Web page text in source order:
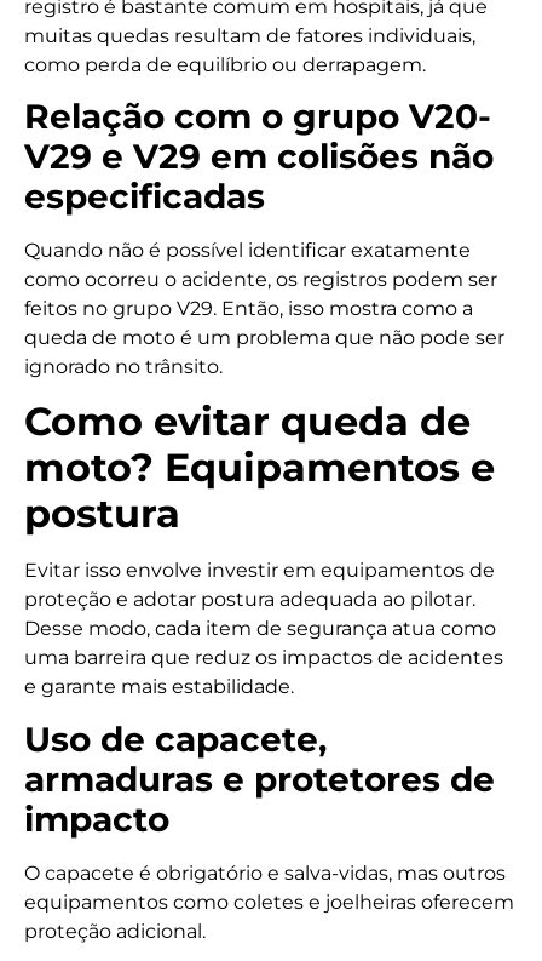
registro é bastante comum em hospitais, já que
muitas quedas resultam de fatores individuais,
como perda de equilíbrio ou derrapagem.
Relação com o grupo V20-
V29 e V29 em colisões não
especificadas
Quando não é possível identificar exatamente
como ocorreu o acidente, os registros podem ser
feitos no grupo V29. Então, isso mostra como a
queda de moto é um problema que não pode ser
ignorado no trânsito.
Como evitar queda de
moto? Equipamentos e
postura
Evitar isso envolve investir em equipamentos de
proteção e adotar postura adequada ao pilotar.
Desse modo, cada item de segurança atua como
uma barreira que reduz os impactos de acidentes
e garante mais estabilidade.
Uso de capacete,
armaduras e protetores de
impacto
O capacete é obrigatório e salva-vidas, mas outros
equipamentos como coletes e joelheiras oferecem
proteção adicional.